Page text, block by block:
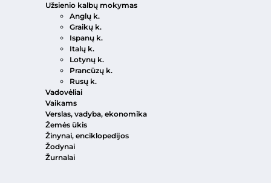
Užsienio kalbų mokymas
Anglų k.
Graikų k.
Ispanų k.
Italų k.
Lotynų k.
Prancūzų k.
Rusų k.
Vadovėliai
Vaikams
Verslas, vadyba, ekonomika
Žemės ūkis
Žinynai, enciklopedijos
Žodynai
Žurnalai